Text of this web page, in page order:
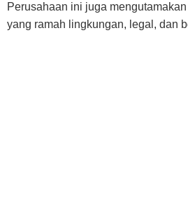
Perusahaan ini juga
yang ramah lingkungan, legal, dan